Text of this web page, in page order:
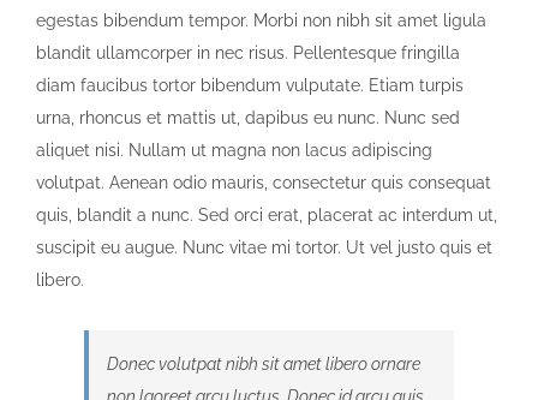
egestas bibendum tempor. Morbi non nibh sit amet ligula
blandit ullamcorper in nec risus. Pellentesque fringilla
diam faucibus tortor bibendum vulputate. Etiam turpis
urna, rhoncus et mattis ut, dapibus eu nunc. Nunc sed
aliquet nisi. Nullam ut magna non lacus adipiscing
volutpat. Aenean odio mauris, consectetur quis consequat
quis, blandit a nunc. Sed orci erat, placerat ac interdum ut,
suscipit eu augue. Nunc vitae mi tortor. Ut vel justo quis et
libero.
Donec volutpat nibh sit amet libero ornare